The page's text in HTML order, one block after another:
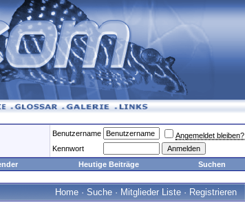
Benutzername
Angemeldet bleiben?
Kennwort
Heutige Beiträge Suchen
Home · Suche · Mitglieder Liste · Registrieren